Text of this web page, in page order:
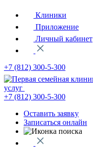
Клиники
Приложение
Личный кабинет
+7 (812) 300-5-300
услуг
+7 (812) 300-5-300
Оставить заявку
Записаться онлайн